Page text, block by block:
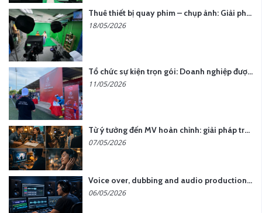
Thuê thiết bị quay phim – chụp ảnh: Giải pháp tối ưu chi phí cho doanh nghiệp
18/05/2026
Tổ chức sự kiện trọn gói: Doanh nghiệp được gì khi chọn đơn vị chuyên nghiệp?
11/05/2026
Từ ý tưởng đến MV hoàn chỉnh: giải pháp trọn gói tại YCN Media
07/05/2026
Voice over, dubbing and audio production services in Vietnam for global content
06/05/2026